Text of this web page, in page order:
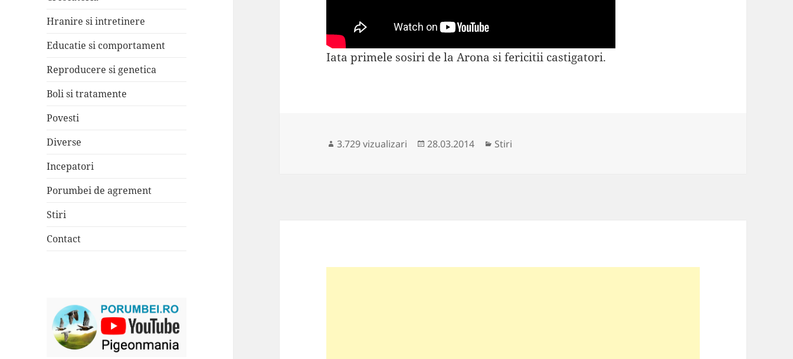
Hranire si intretinere
Educatie si comportament
Reproducere si genetica
Boli si tratamente
Povesti
Diverse
Incepatori
Porumbei de agrement
Stiri
Contact
Iata primele sosiri de la Arona si fericitii castigatori.
3.729 vizualizari
Publicat
28.03.2014 Categorii
Stiri